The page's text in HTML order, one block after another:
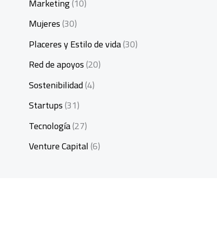
Mujeres(30)
Placeres y Estilo de vida(30)
Red de apoyos(20)
Sostenibilidad(4)
Startups(31)
Tecnología(27)
Venture Capital(6)